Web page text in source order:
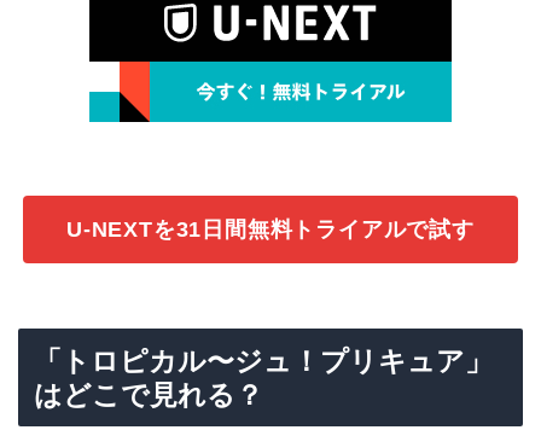
U-NEXTを31日間無料トライアルで試す
「トロピカル〜ジュ！プリキュア」
はどこで見れる？